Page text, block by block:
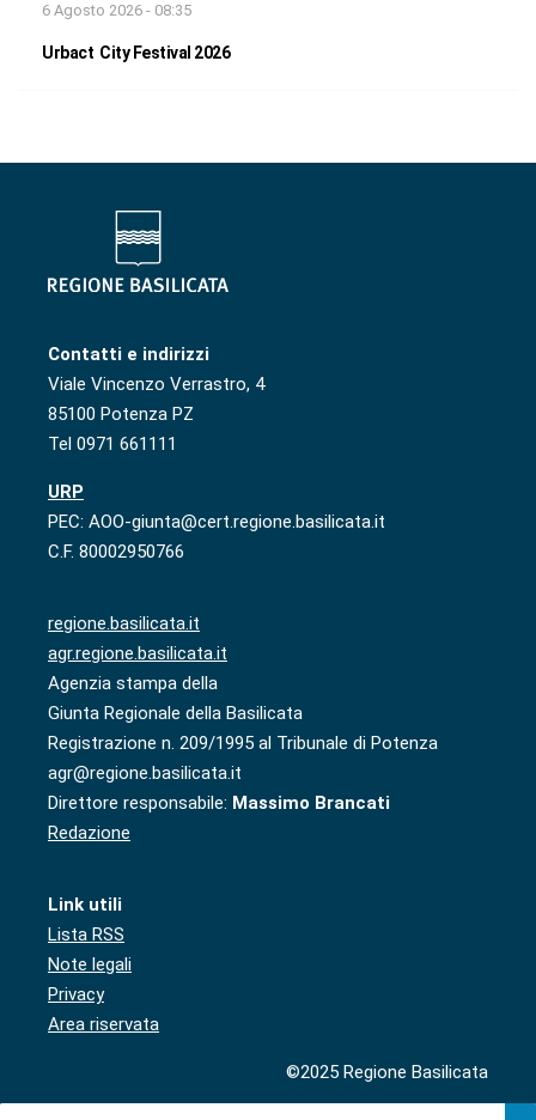
6 Agosto 2026 - 08:35
Urbact City Festival 2026
Contatti e indirizzi
Viale Vincenzo Verrastro, 4
85100 Potenza PZ
Tel 0971 661111
URP
PEC: AOO-giunta@cert.regione.basilicata.it
C.F. 80002950766
regione.basilicata.it
agr.regione.basilicata.it
Agenzia stampa della
Giunta Regionale della Basilicata
Registrazione n. 209/1995 al Tribunale di Potenza
agr@regione.basilicata.it
Direttore responsabile: Massimo Brancati
Redazione
Link utili
Lista RSS
Note legali
Privacy
Area riservata
©2025 Regione Basilicata